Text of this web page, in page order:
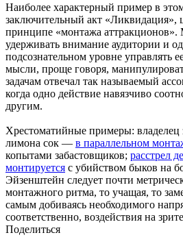
Наиболее характерный пример в
заключительный акт «Ликвидация»,
принципе «монтажа аттракционов».
удерживать внимание аудитории и
подсознательном уровне управлять
мысли, проще говоря,
задачам отвечал так называемый
когда одно действие навязчиво
другим.
Хрестоматийные примеры: владелец
лимона сок — в параллельном
копытами забастовщиков; расстрел
монтируется с убийством быков на
Эйзенштейн следует почти
монтажного ритма, то учащая, то
самым добиваясь необходимого
соответственно, воздействия на
Поделиться